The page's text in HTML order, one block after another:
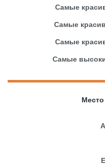
Самые
Самые
Самые
Самые
Место